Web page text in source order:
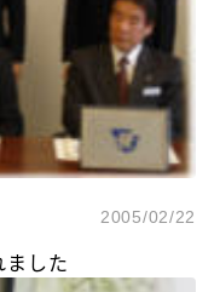
2005/02/22
した